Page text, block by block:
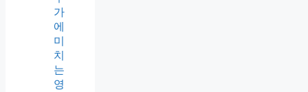
가
에
미
치
는
영